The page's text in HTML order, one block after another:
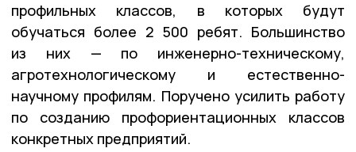
профильных классов, в которых будут
обучаться более 2 500 ребят. Большинство
из них — по инженерно-техническому,
агротехнологическому и естественно-
научному профилям. Поручено усилить работу
по созданию профориентационных классов
конкретных предприятий.